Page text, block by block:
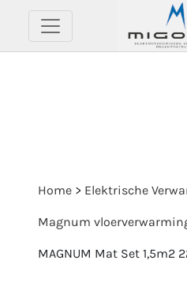
Home > Elektrische
Magnum
MAGNUM Mat Set 1,5m2